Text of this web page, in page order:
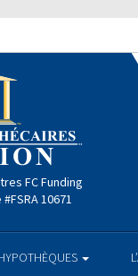
FC Funding
10671